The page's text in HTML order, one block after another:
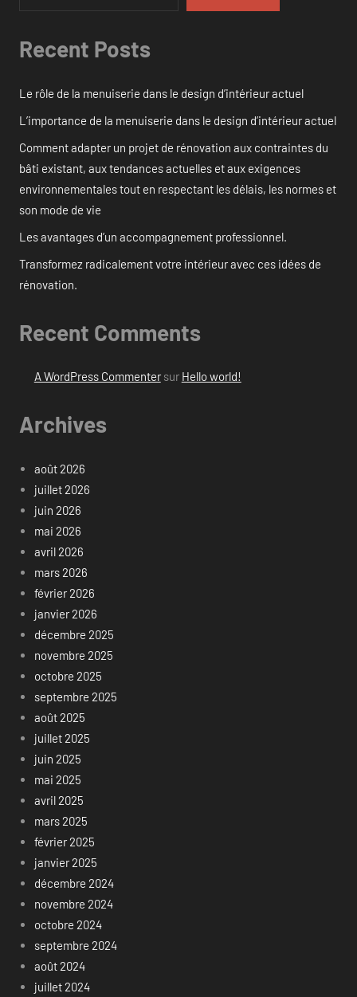
Recent Posts
Le rôle de la menuiserie dans le design d’intérieur actuel
L’importance de la menuiserie dans le design d’intérieur actuel
Comment adapter un projet de rénovation aux contraintes du
bâti existant, aux tendances actuelles et aux exigences
environnementales tout en respectant les délais, les normes et
son mode de vie
Les avantages d’un accompagnement professionnel.
Transformez radicalement votre intérieur avec ces idées de
rénovation.
Recent Comments
A WordPress Commentersur Hello world!
Archives
août 2026
juillet 2026
juin 2026
mai 2026
avril 2026
mars 2026
février 2026
janvier 2026
décembre 2025
novembre 2025
octobre 2025
septembre 2025
août 2025
juillet 2025
juin 2025
mai 2025
avril 2025
mars 2025
février 2025
janvier 2025
décembre 2024
novembre 2024
octobre 2024
septembre 2024
août 2024
juillet 2024